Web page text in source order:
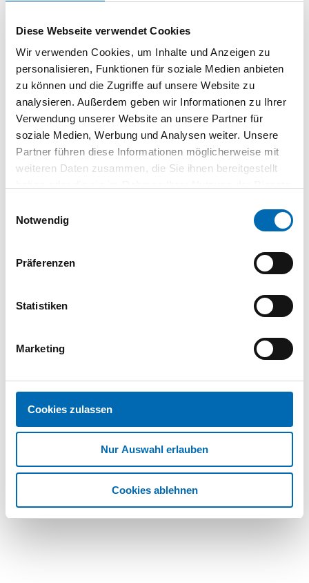
Diese Webseite verwendet Cookies
Wir verwenden Cookies, um Inhalte und Anzeigen zu
personalisieren, Funktionen für soziale Medien anbieten
zu können und die Zugriffe auf unsere Website zu
analysieren. Außerdem geben wir Informationen zu Ihrer
Verwendung unserer Website an unsere Partner für
soziale Medien, Werbung und Analysen weiter. Unsere
Partner führen diese Informationen möglicherweise mit
weiteren Daten zusammen, die Sie ihnen bereitgestellt
Notwendig
Präferenzen
Statistiken
Marketing
Cookies zulassen
Nur Auswahl erlauben
Cookies ablehnen
25 St.
Bolzen FBC-N-40/22-
M16x100-8.8-hdg
FSC569368| 569368
VPE 25 St.
Technische Daten
Oberfläche
DOP - Declaration of Performance; DoP No. 0333
PDF